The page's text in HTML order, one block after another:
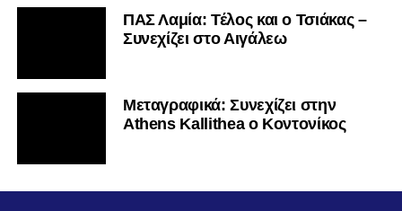
ΠΑΣ Λαμία: Τέλος και ο Τσιάκας –
Συνεχίζει στο Αιγάλεω
Mεταγραφικά: Συνεχίζει στην
Athens Kallithea ο Κοντονίκος